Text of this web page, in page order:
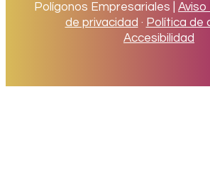
Polígonos Empresariales | Aviso
de privacidad · Política de
Accesibilidad